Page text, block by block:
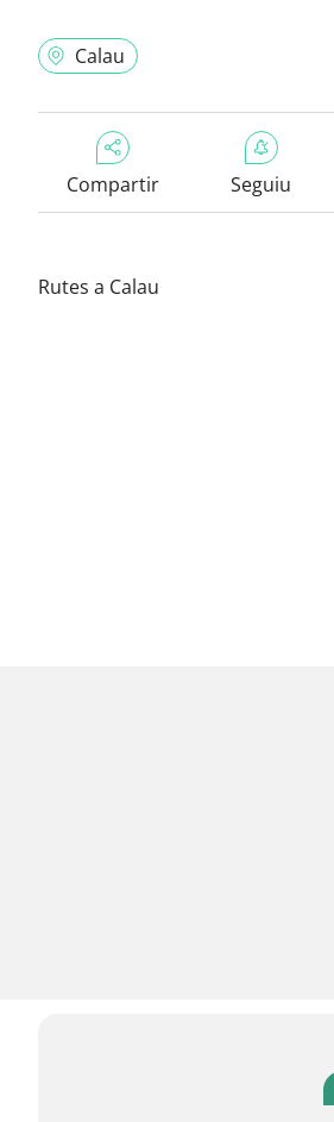
Calau
Compartir Seguiu
Rutes a Calau